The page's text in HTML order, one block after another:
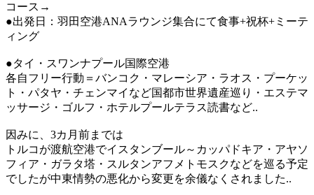
コース→
●出発日：羽田空港ANAラウンジ集合にて食事+祝杯+ミーテ
ィング
●タイ・スワンナプール国際空港
各自フリー行動＝バンコク・マレーシア・ラオス・プーケッ
ト・パタヤ・チェンマイなど国都市世界遺産巡り・エステマ
ッサージ・ゴルフ・ホテルプールテラス読書など..
因みに、3カ月前までは
トルコが渡航空港でイスタンブール～カッパドキア・アヤソ
フィア・ガラタ塔・スルタンアフメトモスクなどを巡る予定
でしたが中東情勢の悪化から変更を余儀なくされました..